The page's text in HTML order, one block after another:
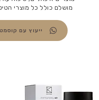
מושלם כולל כל מוצרי
ייעוץ עם